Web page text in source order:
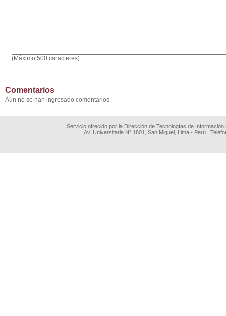
(Máximo 500 caracteres)
Comentarios
Aún no se han ingresado comentarios
Servicio ofrecido por la Dirección de Tecnologías de
Av. Universitaria N° 1801, San Miguel, Lima - Perú |